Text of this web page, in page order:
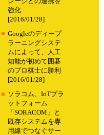
強化
[2016/01/28]
■ Googleのディープ
ラーニングシステ
ムによって、人工
知能が初めて囲碁
のプロ棋士に勝利
[2016/01/28]
■ ソラコム、IoTプラ
ットフォーム
「SORACOM」と
既存システムを専
用線でつなぐサー